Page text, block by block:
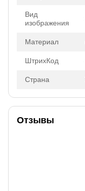
Вид
изображения
Материал
ШтрихКод
Страна
Отзывы